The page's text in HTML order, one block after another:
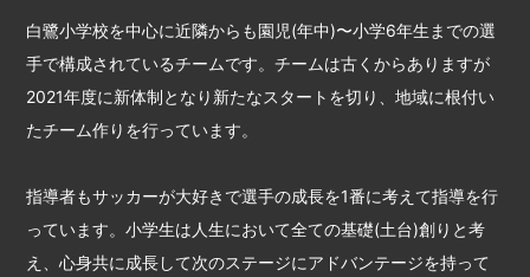
白鷺小学校を中心に近隣からも園児(年中)〜小学6年生までの選
手で構成されているチームです。チームは古くからありますが
2021年度に新体制となり新たなスタートを切り、地域に根付い
たチーム作りを行っています。
指導者もサッカーが大好きで選手の成長を1番に考えて指導を行
っています。小学生は人生において全ての基礎(土台)創りと考
え、心身共に成長して次のステージにアドバンテージを持って